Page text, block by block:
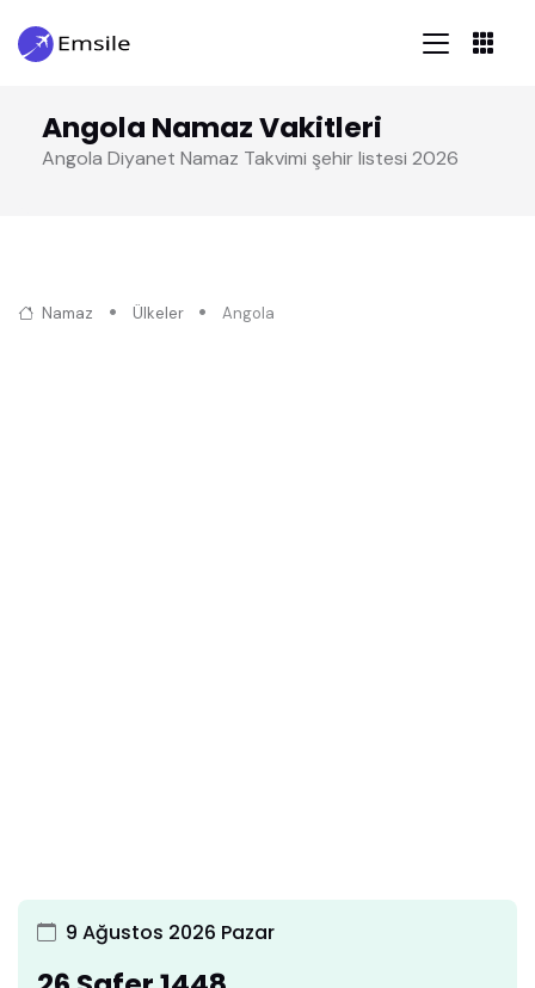
Angola Namaz Vakitleri
Angola Diyanet Namaz Takvimi şehir listesi 2026
Namaz Ülkeler Angola
9 Ağustos 2026 Pazar